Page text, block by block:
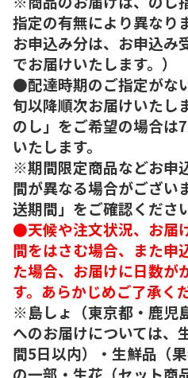
指定の有無により異なり
お申込み分は、お申込み
でお届けいたします。）
●配達時期のご指定がな
旬以降順次お届けいたし
のし」をご希望の場合は
いたします。
※期間限定商品などお申
間が異なる場合がござい
送期間」をご確認くださ
●天候や注文状況、お届
間をはさむ場合、また申
た場合、お届けに日数が
す。あらかじめご了承く
※島しょ（東京都・鹿児
へのお届けについては、
間5日以内）・生鮮品（
の一部・生花（セット商